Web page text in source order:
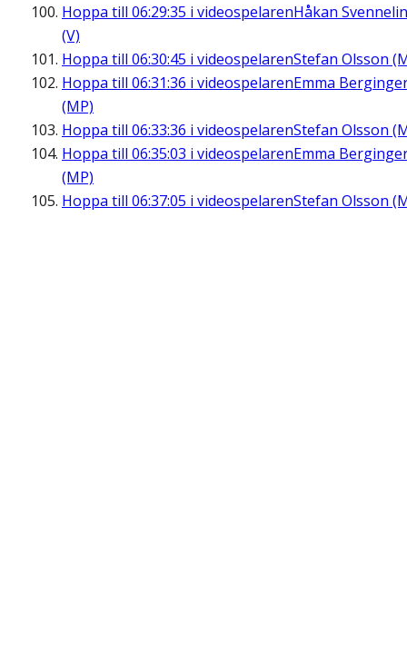
Hoppa till 06:29:35 i videospelarenHåkan
(V)
Hoppa till 06:30:45 i videospelarenStefan Olsson
Hoppa till 06:31:36 i videospelarenEmma
(MP)
Hoppa till 06:33:36 i videospelarenStefan Olsson
Hoppa till 06:35:03 i videospelarenEmma
(MP)
Hoppa till 06:37:05 i videospelarenStefan Olsson